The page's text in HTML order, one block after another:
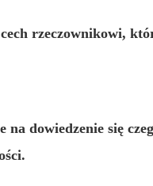
rzeczownikowi,
dowiedzenie się